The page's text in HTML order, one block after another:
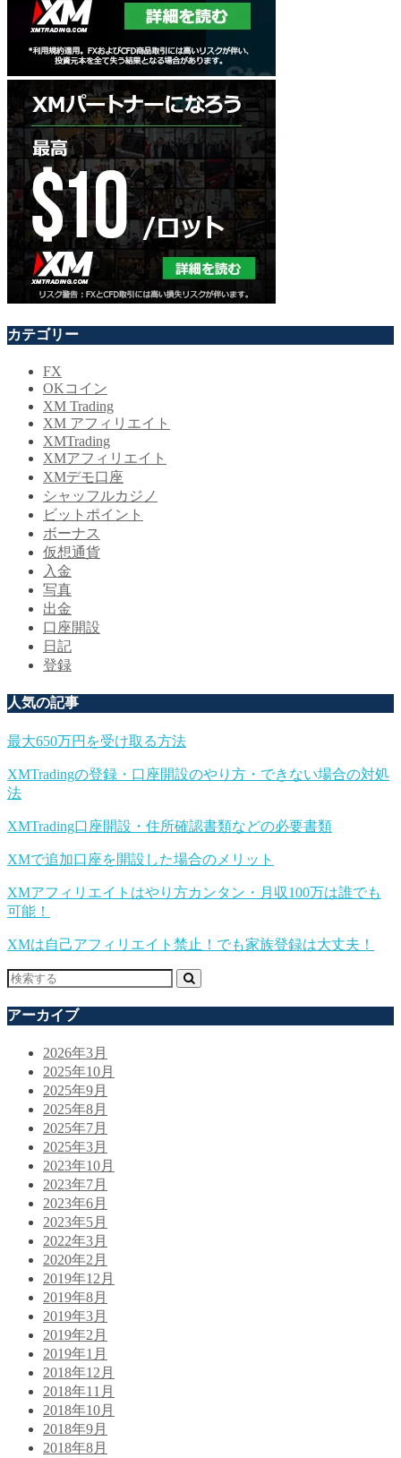
カテゴリー
FX
OKコイン
XM Trading
XM アフィリエイト
XMTrading
XMアフィリエイト
XMデモ口座
シャッフルカジノ
ビットポイント
ボーナス
仮想通貨
入金
写真
出金
口座開設
日記
登録
人気の記事
最大650万円を受け取る方法
XMTradingの登録・口座開設のやり方・できない場合の対処
法
XMTrading口座開設・住所確認書類などの必要書類
XMで追加口座を開設した場合のメリット
XMアフィリエイトはやり方カンタン・月収100万は誰でも
可能！
XMは自己アフィリエイト禁止！でも家族登録は大丈夫！
アーカイブ
2026年3月
2025年10月
2025年9月
2025年8月
2025年7月
2025年3月
2023年10月
2023年7月
2023年6月
2023年5月
2022年3月
2020年2月
2019年12月
2019年8月
2019年3月
2019年2月
2019年1月
2018年12月
2018年11月
2018年10月
2018年9月
2018年8月